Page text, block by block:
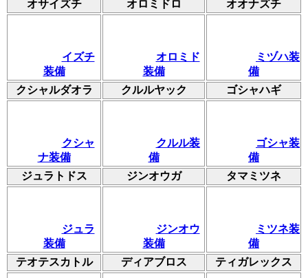
オサイズチ オロミドロ オオナズチ
イズチ
装備
オロミド
装備
ミヅハ装
備
クシャルダオラ
クルルヤック ゴシャハギ
クシャ
ナ装備
クルル装
備
ゴシャ装
備
ジュラトドス
ジンオウガ タマミツネ
ジュラ
装備
ジンオウ
装備
ミツネ装
備
テオテスカトル
ディアブロス ティガレックス